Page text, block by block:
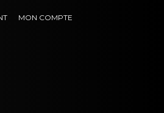
MON COMPTE